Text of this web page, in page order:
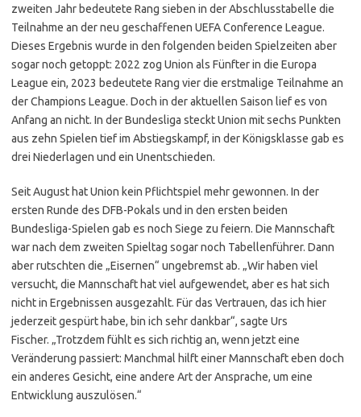
zweiten Jahr bedeutete Rang sieben in der Abschlusstabelle die
Teilnahme an der neu geschaffenen UEFA Conference League.
Dieses Ergebnis wurde in den folgenden beiden Spielzeiten aber
sogar noch getoppt: 2022 zog Union als Fünfter in die Europa
League ein, 2023 bedeutete Rang vier die erstmalige Teilnahme an
der Champions League. Doch in der aktuellen Saison lief es von
Anfang an nicht. In der Bundesliga steckt Union mit sechs Punkten
aus zehn Spielen tief im Abstiegskampf, in der Königsklasse gab es
drei Niederlagen und ein Unentschieden.
Seit August hat Union kein Pflichtspiel mehr gewonnen. In der
ersten Runde des DFB-Pokals und in den ersten beiden
Bundesliga-Spielen gab es noch Siege zu feiern. Die Mannschaft
war nach dem zweiten Spieltag sogar noch Tabellenführer. Dann
aber rutschten die „Eisernen“ ungebremst ab. „Wir haben viel
versucht, die Mannschaft hat viel aufgewendet, aber es hat sich
nicht in Ergebnissen ausgezahlt. Für das Vertrauen, das ich hier
jederzeit gespürt habe, bin ich sehr dankbar“, sagte Urs
Fischer. „Trotzdem fühlt es sich richtig an, wenn jetzt eine
Veränderung passiert: Manchmal hilft einer Mannschaft eben doch
ein anderes Gesicht, eine andere Art der Ansprache, um eine
Entwicklung auszulösen.“